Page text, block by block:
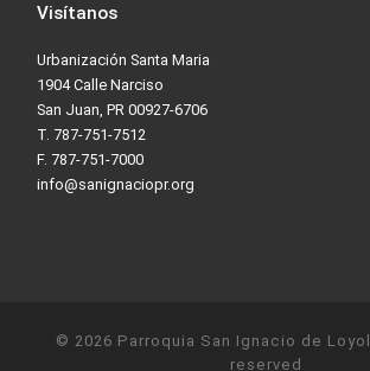
Visítanos
Urbanización Santa Maria
1904 Calle Narciso
San Juan, PR 00927-6706
T. 787-751-7512
F. 787-751-7000
info@sanignaciopr.org
© 2026 Parroquia San Ignacio de
reserved